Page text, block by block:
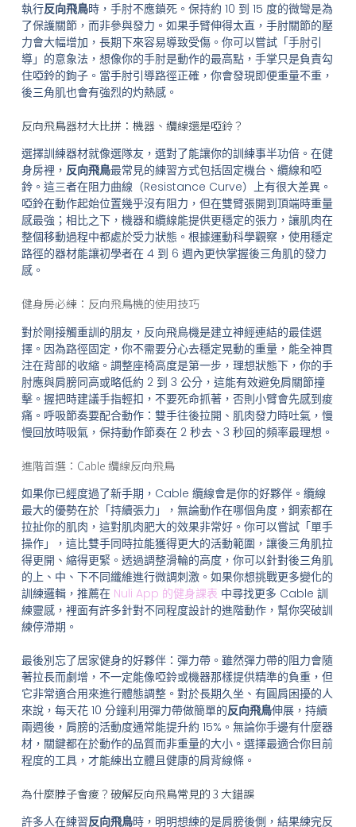
執行反向飛鳥時，手肘不應鎖死。保持約 10 到 15 度的微彎是為
了保護關節，而非參與發力。如果手臂伸得太直，手肘關節的壓
力會大幅增加，長期下來容易導致受傷。你可以嘗試「手肘引
導」的意象法，想像你的手肘是動作的最高點，手掌只是負責勾
住啞鈴的鉤子。當手肘引導路徑正確，你會發現即便重量不重，
後三角肌也會有強烈的灼熱感。
反向飛鳥器材大比拼：機器、纜線還是啞鈴？
選擇訓練器材就像選隊友，選對了能讓你的訓練事半功倍。在健
身房裡， 反向飛鳥最常見的練習方式包括固定機台、纜線和啞
鈴。這三者在阻力曲線（Resistance Curve）上有很大差異。
啞鈴在動作起始位置幾乎沒有阻力，但在雙臂張開到頂端時重量
感最強；相比之下，機器和纜線能提供更穩定的張力，讓肌肉在
整個移動過程中都處於受力狀態。根據運動科學觀察，使用穩定
路徑的器材能讓初學者在 4 到 6 週內更快掌握後三角肌的發力
感。
健身房必練：反向飛鳥機的使用技巧
對於剛接觸重訓的朋友，反向飛鳥機是建立神經連結的最佳選
擇。因為路徑固定，你不需要分心去穩定晃動的重量，能全神貫
注在背部的收縮。調整座椅高度是第一步，理想狀態下，你的手
肘應與肩膀同高或略低約 2 到 3 公分，這能有效避免肩關節撞
擊。握把時建議手指輕扣，不要死命抓著，否則小臂會先感到痠
痛。呼吸節奏要配合動作：雙手往後拉開、肌肉發力時吐氣，慢
慢回放時吸氣，保持動作節奏在 2 秒去、3 秒回的頻率最理想。
進階首選：Cable 纜線反向飛鳥
如果你已經度過了新手期，Cable 纜線會是你的好夥伴。纜線
最大的優勢在於「持續張力」，無論動作在哪個角度，鋼索都在
拉扯你的肌肉，這對肌肉肥大的效果非常好。你可以嘗試「單手
操作」，這比雙手同時拉能獲得更大的活動範圍，讓後三角肌拉
得更開、縮得更緊。透過調整滑輪的高度，你可以針對後三角肌
的上、中、下不同纖維進行微調刺激。如果你想挑戰更多變化的
訓練邏輯，推薦在 Nuli App 的健身課表 中尋找更多 Cable 訓
練靈感，裡面有許多針對不同程度設計的進階動作，幫你突破訓
練停滯期。
最後別忘了居家健身的好夥伴：彈力帶。雖然彈力帶的阻力會隨
著拉長而劇增，不一定能像啞鈴或機器那樣提供精準的負重，但
它非常適合用來進行體態調整。對於長期久坐、有圓肩困擾的人
來說，每天花 10 分鐘利用彈力帶做簡單的反向飛鳥伸展，持續
兩週後，肩膀的活動度通常能提升約 15%。無論你手邊有什麼器
材，關鍵都在於動作的品質而非重量的大小。選擇最適合你目前
程度的工具，才能練出立體且健康的肩背線條。
為什麼脖子會痠？破解反向飛鳥常見的 3 大錯誤
許多人在練習反向飛鳥時，明明想練的是肩膀後側，結果練完反